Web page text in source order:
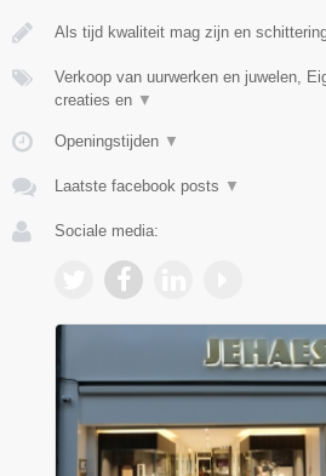
Als tijd kwaliteit mag zijn en
Verkoop van uurwerken en juwelen,
creaties en ▼
Openingstijden ▼
Laatste facebook posts ▼
Sociale media: